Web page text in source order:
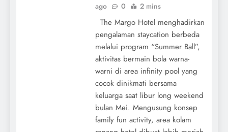
ago
0 2 mins
The Margo Hotel menghadirkan
pengalaman staycation berbeda
melalui program “Summer Ball”,
aktivitas bermain bola warna-
warni di area infinity pool yang
cocok dinikmati bersama
keluarga saat libur long weekend
bulan Mei. Mengusung konsep
family fun activity, area kolam